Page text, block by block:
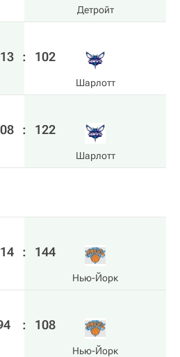
Детройт
: 102
Шарлотт
: 122
Шарлотт
: 144
Нью-Йорк
: 108
Нью-Йорк